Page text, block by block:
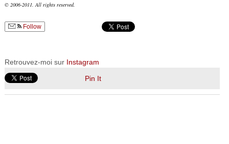
© 2006-2011. All rights reserved.
Follow
Retrouvez-moi sur Instagram
Pin It